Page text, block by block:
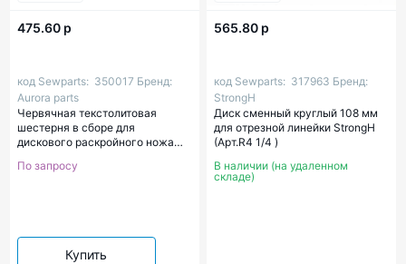
475.60 р
код Sewparts: 350017 Бренд:
Aurora parts
Червячная текстолитовая
шестерня в сборе для
дискового раскройного ножа
По запросу
Купить
565.80 р
код Sewparts: 317963 Бренд:
StrongH
Диск сменный круглый 108 мм
для отрезной линейки StrongH
(Арт.R4 1/4 )
В наличии (на удаленном
складе)